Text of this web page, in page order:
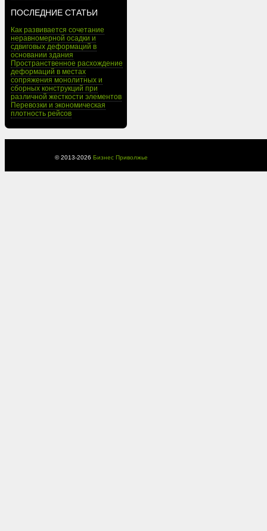
ПОСЛЕДНИЕ СТАТЬИ
Как развивается сочетание
неравномерной осадки и
сдвиговых деформаций в
основании здания
Пространственное расхождение
деформаций в местах
сопряжения монолитных и
сборных конструкций при
различной жесткости элементов
Перевозки и экономическая
плотность рейсов
© 2013-2026 Бизнес Приволжье